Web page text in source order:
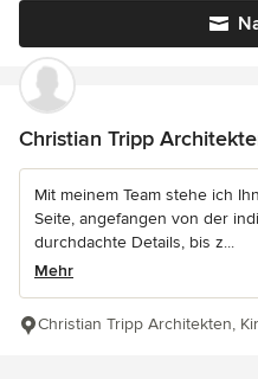
Christian Tripp
Mit meinem Team stehe ich
Seite, angefangen von der
durchdachte Details, bis z...
Mehr
Christian Tripp Architekten,